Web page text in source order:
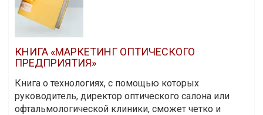
КНИГА «МАРКЕТИНГ ОПТИЧЕСКОГО
ПРЕДПРИЯТИЯ»
Книга о технологиях, с помощью которых
руководитель, директор оптического салона или
офтальмологической клиники, сможет четко и